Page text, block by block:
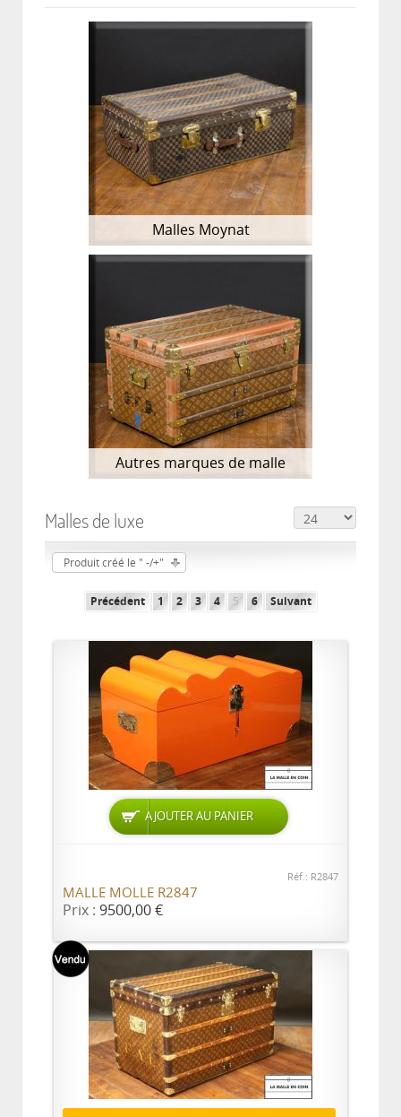
Malles Moynat
Autres marques de malle
Malles de luxe
Produit créé le " -/+"
Précédent 1 2 3 4 5 6 Suivant
AJOUTER AU PANIER
Réf.: R2847
MALLE MOLLE R2847
Prix : 9500,00 €